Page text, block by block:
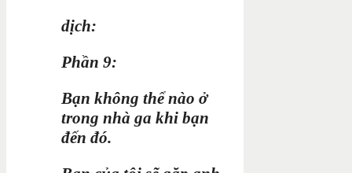
dịch:
Phần 9:
Bạn không thể nào ở
trong nhà ga khi bạn
đến đó.